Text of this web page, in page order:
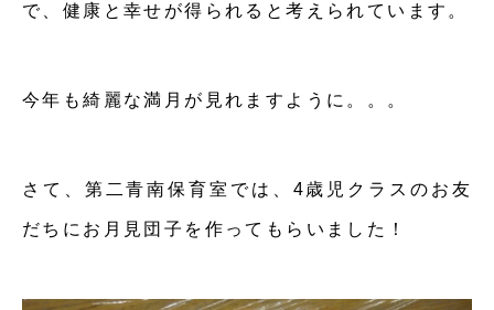
で、健康と幸せが得られると考えられています。
今年も綺麗な満月が見れますように。。。
さて、第二青南保育室では、4歳児クラスのお友
だちにお月見団子を作ってもらいました！